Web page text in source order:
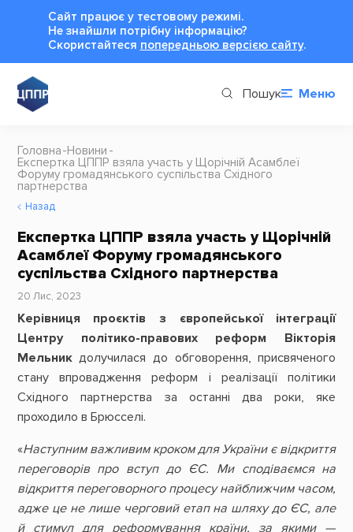
Сайт працює у тестовому режимі.
Не знайшли потрібну інформацію?
Cкористайтеся попередньою версією сайту.
Пошук Меню
Головна Новини
Експертка ЦППР взяла участь у Щорічній Асамблеї
Форуму громадянського суспільства Східного
партнерства
Назад
Експертка ЦППР взяла участь у Щорічній
Асамблеї Форуму громадянського
суспільства Східного партнерства
20 Лис, 2023
Керівниця проєктів з європейської інтеграції
Центру політико-правових реформ Вікторія
Мельникдолучилася до обговорення, присвяченого
стану впровадження реформ і реалізації політики
Східного партнерства за останні два роки, яке
проходило в Брюсселі.
«Наступним важливим кроком для України є відкриття
переговорів про вступ до ЄС. Ми сподіваємся на
відкриття переговорного процесу найближчим часом,
адже це не лише черговий етап на шляху до ЄС, але
й стимул для реформування країни, за якими —